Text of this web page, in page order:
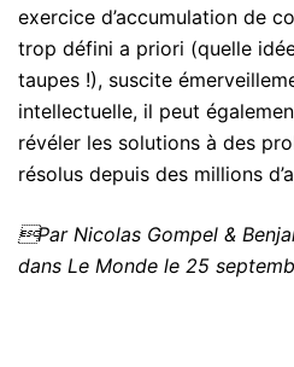
exercice d’accumulation de
trop défini a priori (quelle
taupes !), suscite
intellectuelle, il peut
révéler les solutions à des
résolus depuis des millions
Par Nicolas Gompel &
dans Le Monde le 25